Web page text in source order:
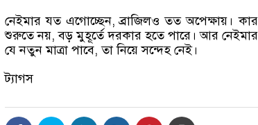
নেইমার যত এগোচ্ছেন, ব্রাজিলও তত অপেক্ষায়।
শুরুতে নয়, বড় মুহূর্তে দরকার হতে পারে। আর
যে নতুন মাত্রা পাবে, তা নিয়ে সন্দেহ নেই।
ট্যাগস